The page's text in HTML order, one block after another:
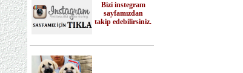
Bizi instegram
sayfamızdan
takip edebilirsiniz.